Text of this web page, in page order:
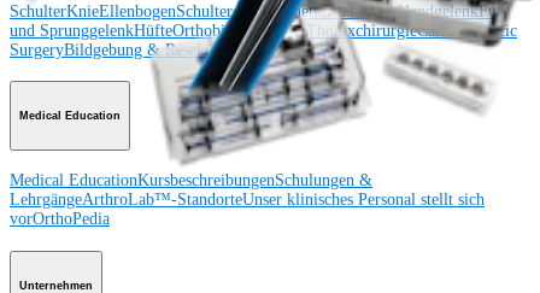
SchulterKnieEllenbogenSchulterendoprothetikHand und HandgelenkFuß
und SprunggelenkHüfteOrthobiologieHerz-ThoraxchirurgieCardiothoracic
SurgeryBildgebung & Resektion
Medical Education
Medical EducationKursbeschreibungenSchulungen &
LehrgängeArthroLab™-StandorteUnser klinisches Personal stellt sich
vorOrthoPedia
Unternehmen